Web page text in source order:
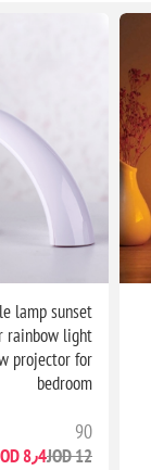
lamp sunset
rainbow light
projector for
bedroom
90
12 JOD 8٫4 JOD